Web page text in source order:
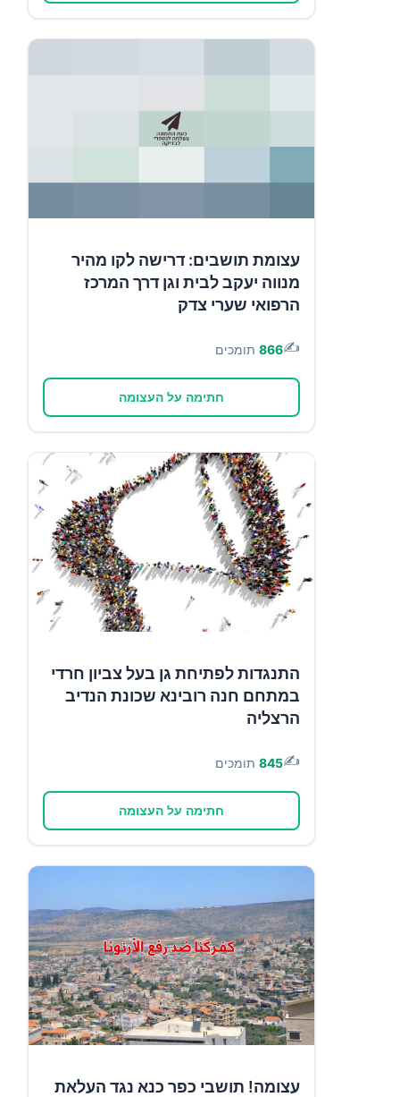
עצומת תושבים: דרישה לקו מהיר
מנווה יעקב לבית וגן דרך המרכז
הרפואי שערי צדק
✍️
866 תומכים
חתימה על העצומה
התנגדות לפתיחת גן בעל צביון חרדי
במתחם חנה רובינא שכונת הנדיב
הרצליה
✍️
845 תומכים
חתימה על העצומה
עצומה! תושבי כפר כנא נגד העלאת